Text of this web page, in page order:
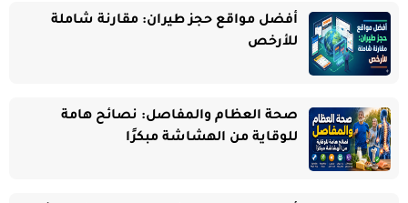
أفضل مواقع حجز طيران: مقارنة شاملة
للأرخص
صحة العظام والمفاصل: نصائح هامة
للوقاية من الهشاشة مبكرًا